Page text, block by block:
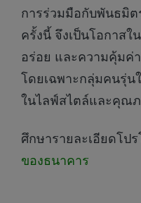
การร่วมมือกับพันธมิต
ครั้งนี้ จึงเป็นโอกาส
อร่อย และความคุ้มค่
โดยเฉพาะกลุ่มคนรุ่น
ในไลฟ์สไตล์และคุณภ
ศึกษารายละเอียดโป
ของธนาคาร